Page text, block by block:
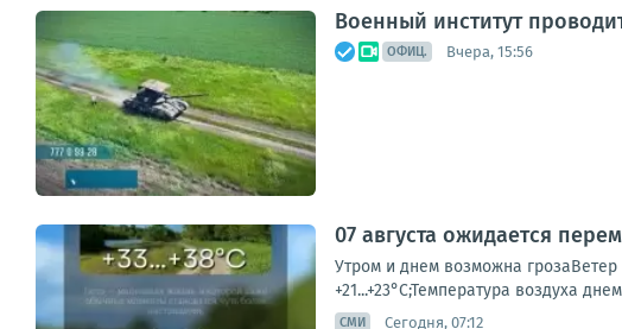
Военный институт
ОФИЦ. Вчера, 15:56
07 августа ожидается
Утром и днем возможна
+21...+23°С;Температура воздуха
СМИ Сегодня, 07:12